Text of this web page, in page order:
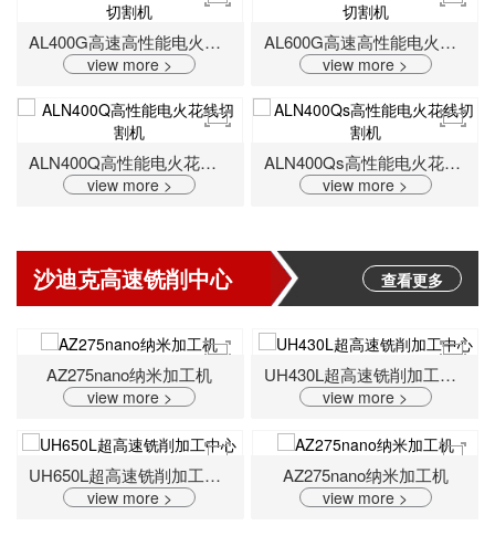
AL400G高速高性能电火花线切割机
view more >
AL600G高速高性能电火花线切割机
view more >
ALN400Q高性能电火花线切割机
view more >
ALN400Qs高性能电火花线切割机
view more >
沙迪克高速铣削中心 查看更多
AZ275nano纳米加工机
view more >
UH430L超高速铣削加工中心
view more >
UH650L超高速铣削加工中心
view more >
AZ275nano纳米加工机
view more >